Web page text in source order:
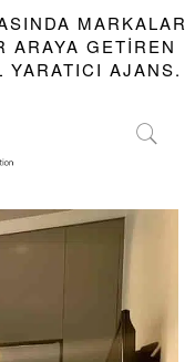
MARKALAR
ARAYA GETIREN
YARATICI AJANS.